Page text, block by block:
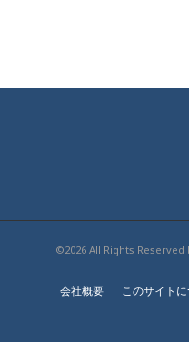
©2026 All Rights Reserved
会社概要 このサイト